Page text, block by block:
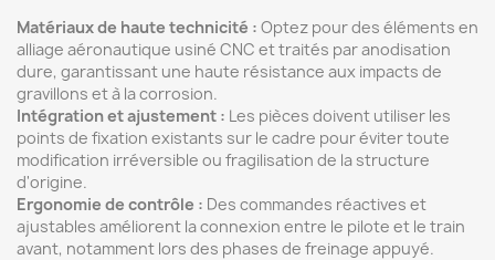
Matériaux de haute technicité : Optez pour des éléments en
alliage aéronautique usiné CNC et traités par anodisation
dure, garantissant une haute résistance aux impacts de
gravillons et à la corrosion.
Intégration et ajustement : Les pièces doivent utiliser les
points de fixation existants sur le cadre pour éviter toute
modification irréversible ou fragilisation de la structure
d'origine.
Ergonomie de contrôle : Des commandes réactives et
ajustables améliorent la connexion entre le pilote et le train
avant, notamment lors des phases de freinage appuyé.